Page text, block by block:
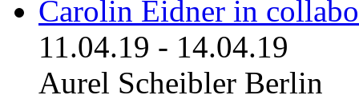
Carolin Eidner in
11.04.19 - 14.04.19
Aurel Scheibler Berlin